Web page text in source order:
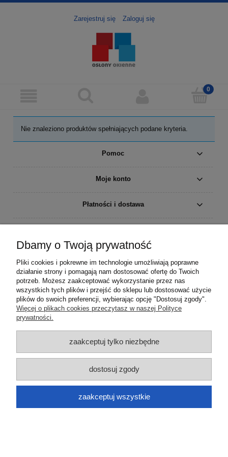
Zarejestruj się Zaloguj się
Nie znaleziono produktów spełniających podane kryteria.
Pomoc
Moje konto
Płatności i dostawa
pokaż pełną wersję strony
Sklep internetowy Shoper.pl
Dbamy o Twoją prywatność
Pliki cookies i pokrewne im technologie umożliwiają poprawne
działanie strony i pomagają nam dostosować ofertę do Twoich
potrzeb. Możesz zaakceptować wykorzystanie przez nas
wszystkich tych plików i przejść do sklepu lub dostosować użycie
plików do swoich preferencji, wybierając opcję "Dostosuj zgody".
Więcej o plikach cookies przeczytasz w naszej Polityce
prywatności.
zaakceptuj tylko niezbędne
dostosuj zgody
zaakceptuj wszystkie